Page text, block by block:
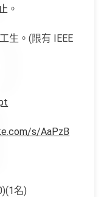
。
生。(限有 IEEE
com/s/AaPzB
名)